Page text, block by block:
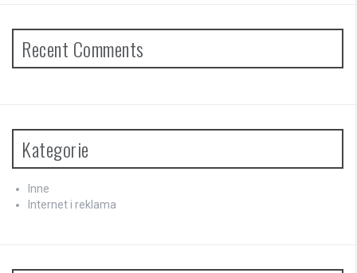
Recent Comments
Kategorie
Inne
Internet i reklama